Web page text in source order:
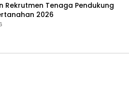
Rekrutmen Tenaga Pendukung
2026